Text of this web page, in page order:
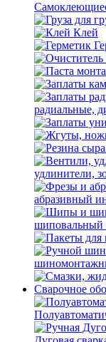
Клей
радиальные,
удлинители,
абразивный
шиповальный
Сварочное